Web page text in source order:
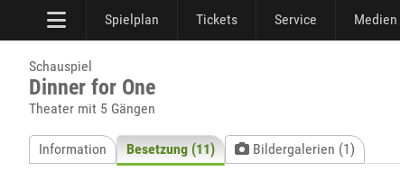
Spielplan Tickets Service Medien
Schauspiel
Dinner for One
Theater mit 5 Gängen
Information Besetzung (11) Bildergalerien (1)